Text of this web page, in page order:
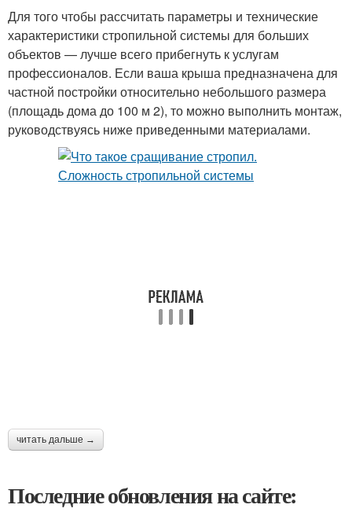
Для того чтобы рассчитать параметры и технические
характеристики стропильной системы для больших
объектов — лучше всего прибегнуть к услугам
профессионалов. Если ваша крыша предназначена для
частной постройки относительно небольшого размера
(площадь дома до 100 м 2), то можно выполнить монтаж,
руководствуясь ниже приведенными материалами.
читать дальше →
Последние обновления на сайте: